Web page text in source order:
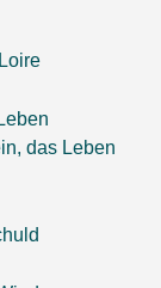
das Leben